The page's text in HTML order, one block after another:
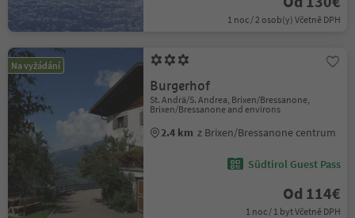
1 noc / 2 osob(y) Včetně DPH
Na vyžádání
Burgerhof
St. Andrä/S. Andrea, Brixen/Bressanone,
Brixen/Bressanone and environs
2.4 km z Brixen/Bressanone centrum
Südtirol Guest Pass
Od 114€
1 noc / 1 byt Včetně DPH